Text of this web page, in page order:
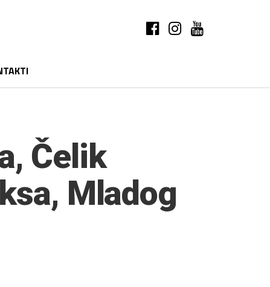
Čelik
Mladog